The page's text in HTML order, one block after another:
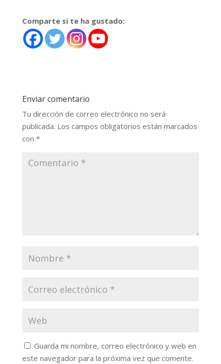
Comparte si te ha gustado:
Enviar comentario
Tu dirección de correo electrónico no será
publicada. Los campos obligatorios están marcados
con *
Guarda mi nombre, correo electrónico y web en
este navegador para la próxima vez que comente.